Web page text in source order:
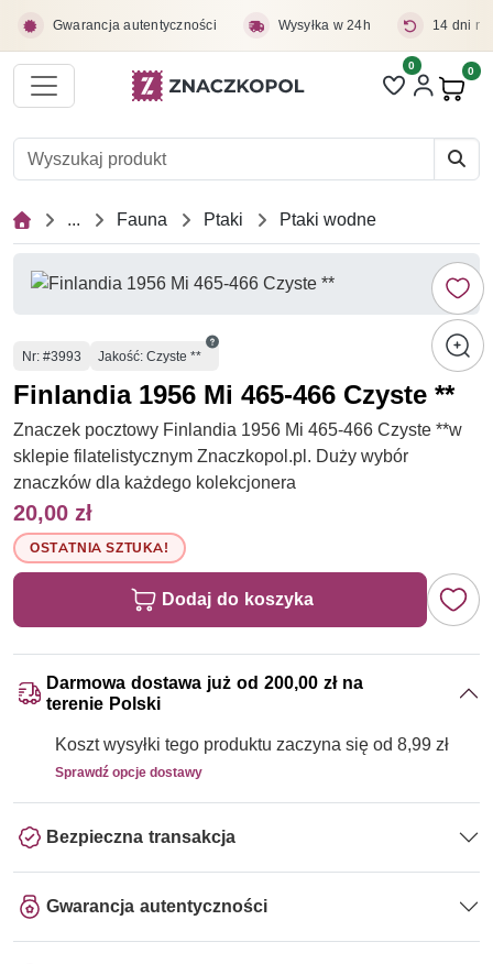
Gwarancja autentyczności Wysyłka w 24h 14 dni
Liczba pozycji
0 0
... Fauna Ptaki Ptaki wodne
Numer
Nr: #3993 Jakość: Czyste **
Finlandia 1956 Mi 465-466 Czyste **
Znaczek pocztowy Finlandia 1956 Mi 465-466 Czyste **w
sklepie filatelistycznym Znaczkopol.pl. Duży wybór
znaczków dla każdego kolekcjonera
20,00 zł
OSTATNIA SZTUKA!
Dodaj do koszyka
Darmowa dostawa już od 200,00 zł na
terenie Polski
Koszt wysyłki tego produktu zaczyna się od 8,99 zł
Sprawdź opcje dostawy
Bezpieczna transakcja
Gwarancja autentyczności